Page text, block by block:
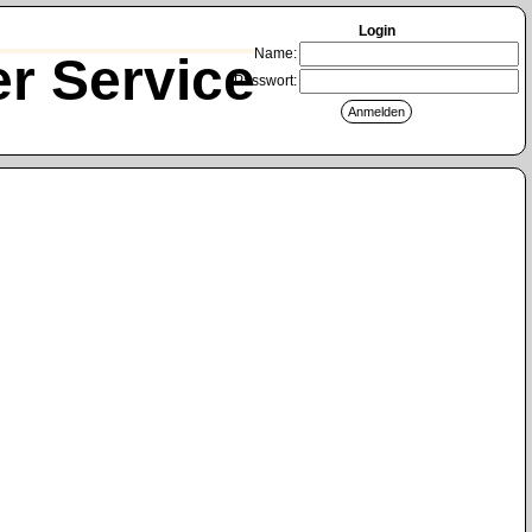
Service
Login
Name:
Passwort: